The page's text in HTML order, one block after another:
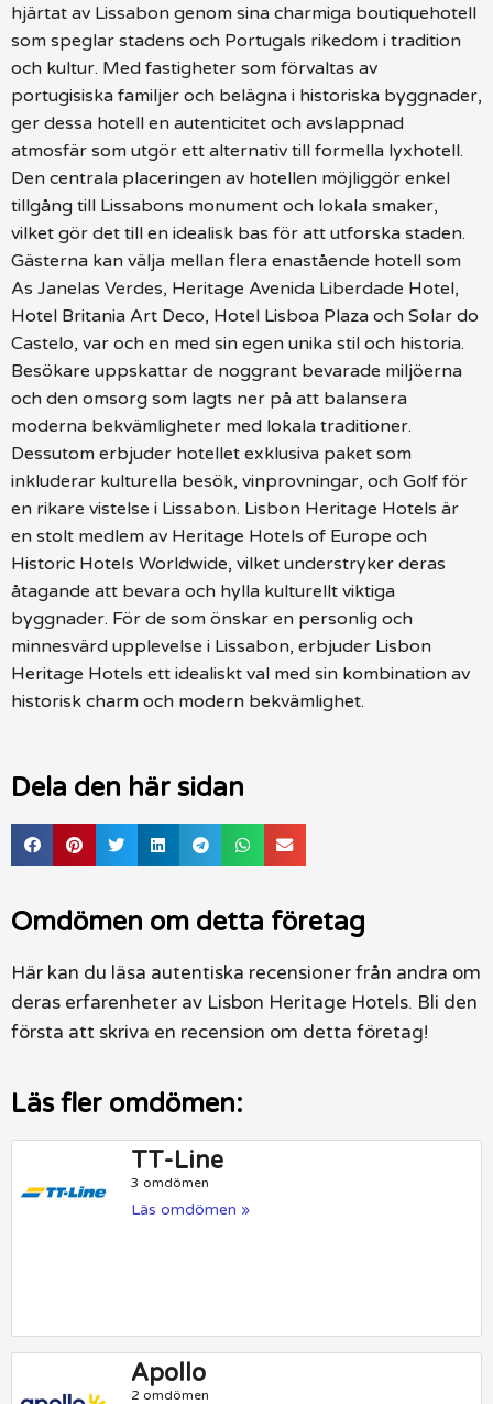
hjärtat av Lissabon genom sina charmiga boutiquehotell
som speglar stadens och Portugals rikedom i tradition
och kultur. Med fastigheter som förvaltas av
portugisiska familjer och belägna i historiska byggnader,
ger dessa hotell en autenticitet och avslappnad
atmosfär som utgör ett alternativ till formella lyxhotell.
Den centrala placeringen av hotellen möjliggör enkel
tillgång till Lissabons monument och lokala smaker,
vilket gör det till en idealisk bas för att utforska staden.
Gästerna kan välja mellan flera enastående hotell som
As Janelas Verdes, Heritage Avenida Liberdade Hotel,
Hotel Britania Art Deco, Hotel Lisboa Plaza och Solar do
Castelo, var och en med sin egen unika stil och historia.
Besökare uppskattar de noggrant bevarade miljöerna
och den omsorg som lagts ner på att balansera
moderna bekvämligheter med lokala traditioner.
Dessutom erbjuder hotellet exklusiva paket som
inkluderar kulturella besök, vinprovningar, och Golf för
en rikare vistelse i Lissabon. Lisbon Heritage Hotels är
en stolt medlem av Heritage Hotels of Europe och
Historic Hotels Worldwide, vilket understryker deras
åtagande att bevara och hylla kulturellt viktiga
byggnader. För de som önskar en personlig och
minnesvärd upplevelse i Lissabon, erbjuder Lisbon
Heritage Hotels ett idealiskt val med sin kombination av
historisk charm och modern bekvämlighet.
Dela den här sidan
Omdömen om detta företag
Här kan du läsa autentiska recensioner från andra om
deras erfarenheter av Lisbon Heritage Hotels. Bli den
första att skriva en recension om detta företag!
Läs fler omdömen:
TT-Line
3 omdömen
Läs omdömen »
Apollo
2 omdömen